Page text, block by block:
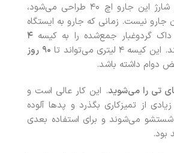
ایستگاهی که برای شارژ این جارو اچ ۴۰ طراحی می‌شود،
جارو نیست. زمانی که جارو به ایستگاه
داک گردوغبار جمع‌شده را به کیسه ۴
۴ لیتری می‌تواند تا ۹۰ روز
دوام داشته باشد.
تی را می‌شوید. این کار عالی است و
از تمیزکاری بگذرد و پدها آلوده
شستشو می‌شوند و برای استفاده بعدی
بود.